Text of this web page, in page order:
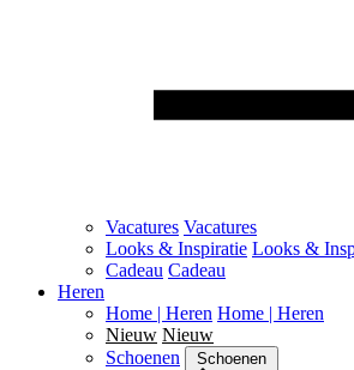
Vacatures Vacatures
Looks & Inspiratie Looks &
Cadeau Cadeau
Heren
Home | Heren Home | Heren
Nieuw Nieuw
Schoenen
Schoenen